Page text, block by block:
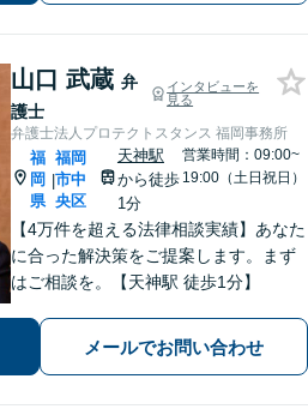
山口 武蔵 弁
護士
インタビューを
見る
弁護士法人プロテクトスタンス 福岡事務所
福
岡
県
|
福岡
市中
央区
天神駅
から徒歩
1分
営業時間：09:00~
19:00（土日祝日）
【4万件を超える法律相談実績】あなた
に合った解決策をご提案します。まず
はご相談を。【天神駅 徒歩1分】
メールでお問い合わせ